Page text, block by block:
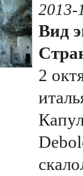
2013-
Вид
2